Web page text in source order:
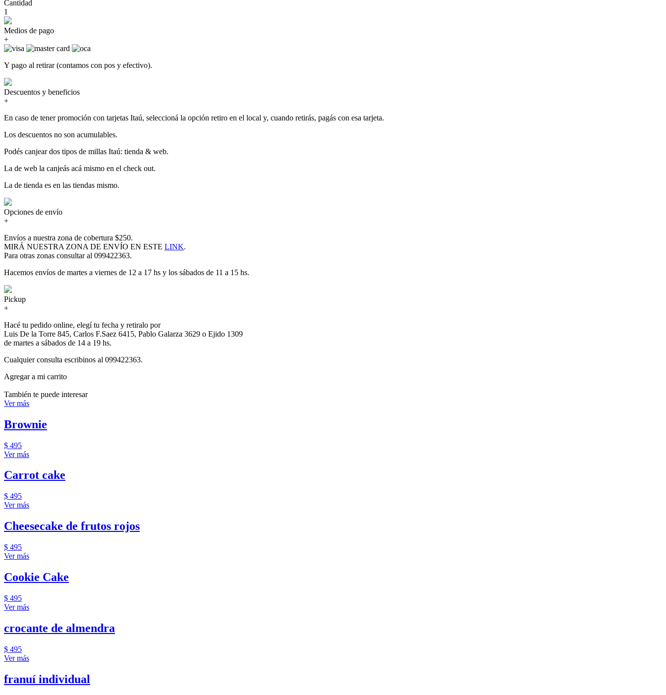
Cantidad
1
Medios de pago
+
Y pago al retirar (contamos con pos y efectivo).
Descuentos y beneficios
+
En caso de tener promoción con tarjetas Itaú, seleccioná la opción retiro en el local y, cuando retirás, pagás con esa tarjeta.
Los descuentos no son acumulables.
Podés canjear dos tipos de millas Itaú: tienda & web.
La de web la canjeás acá mismo en el check out.
La de tienda es en las tiendas mismo.
Opciones de envío
+
Envíos a nuestra zona de cobertura $250.
MIRÁ NUESTRA ZONA DE ENVÍO EN ESTE LINK.
Para otras zonas consultar al 099422363.
Hacemos envíos de martes a viernes de 12 a 17 hs y los sábados de 11 a 15 hs.
Pickup
+
Hacé tu pedido online, elegí tu fecha y retiralo por
Luis De la Torre 845, Carlos F.Saez 6415, Pablo Galarza 3629 o Ejido 1309
de martes a sábados de 14 a 19 hs.
Cualquier consulta escribinos al 099422363.
Agregar a mi carrito
También te puede interesar
Ver más
Brownie
$ 495
Ver más
Carrot cake
$ 495
Ver más
Cheesecake de frutos rojos
$ 495
Ver más
Cookie Cake
$ 495
Ver más
crocante de almendra
$ 495
Ver más
franuí individual